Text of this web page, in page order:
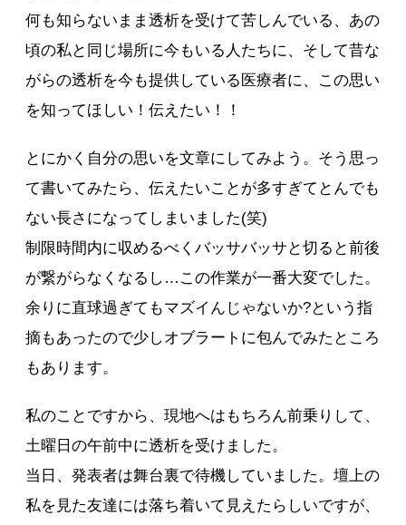
何も知らないまま透析を受けて苦しんでいる、あの
頃の私と同じ場所に今もいる人たちに、そして昔な
がらの透析を今も提供している医療者に、この思い
を知ってほしい！伝えたい！！
とにかく自分の思いを文章にしてみよう。そう思っ
て書いてみたら、伝えたいことが多すぎてとんでも
ない長さになってしまいました(笑)
制限時間内に収めるべくバッサバッサと切ると前後
が繋がらなくなるし…この作業が一番大変でした。
余りに直球過ぎてもマズイんじゃないか?という指
摘もあったので少しオブラートに包んでみたところ
もあります。
私のことですから、現地へはもちろん前乗りして、
土曜日の午前中に透析を受けました。
当日、発表者は舞台裏で待機していました。壇上の
私を見た友達には落ち着いて見えたらしいですが、